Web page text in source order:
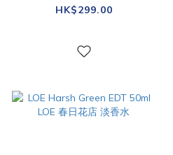
HK$299.00